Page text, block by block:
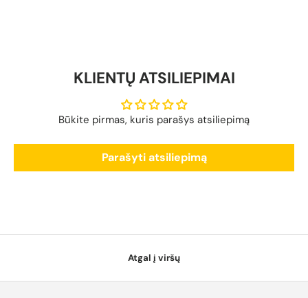
KLIENTŲ ATSILIEPIMAI
Būkite pirmas, kuris parašys atsiliepimą
Parašyti atsiliepimą
Atgal į viršų